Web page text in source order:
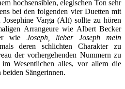
hochsensiblen, elegischen Ton sehr
bei den folgenden vier Duetten mit
Varga (Alt) sollte zu hören
Arrangeure wie Albert Becker
wie Joseph, lieber Joseph mein
deren schlichten Charakter zu
der vorhergehenden Nummern zu
Wesentlichen alles, vor allem die
Sängerinnen.